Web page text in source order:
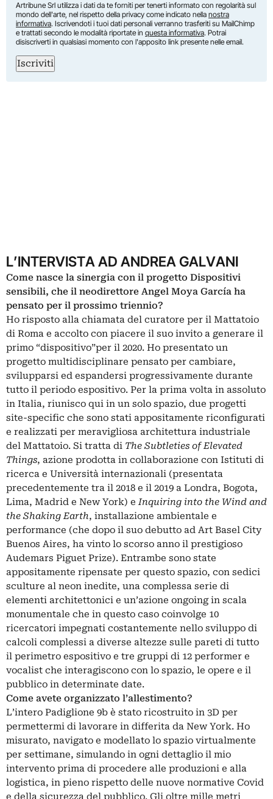
Artribune Srl utilizza i dati da te forniti per tenerti informato con regolarità sul
mondo dell'arte, nel rispetto della privacy come indicato nella nostra
informativa. Iscrivendoti i tuoi dati personali verranno trasferiti su MailChimp
e trattati secondo le modalità riportate in questa informativa. Potrai
disiscriverti in qualsiasi momento con l'apposito link presente nelle email.
Iscriviti
L’INTERVISTA AD ANDREA GALVANI
Come nasce la sinergia con il progetto Dispositivi
sensibili, che il neodirettore Angel Moya García ha
pensato per il prossimo triennio?
Ho risposto alla chiamata del curatore per il Mattatoio
di Roma e accolto con piacere il suo invito a generare il
primo “dispositivo”per il 2020. Ho presentato un
progetto multidisciplinare pensato per cambiare,
svilupparsi ed espandersi progressivamente durante
tutto il periodo espositivo. Per la prima volta in assoluto
in Italia, riunisco qui in un solo spazio, due progetti
site-specific che sono stati appositamente riconfigurati
e realizzati per meravigliosa architettura industriale
del Mattatoio. Si tratta di The Subtleties of Elevated
Things, azione prodotta in collaborazione con Istituti di
ricerca e Università internazionali (presentata
precedentemente tra il 2018 e il 2019 a Londra, Bogota,
Lima, Madrid e New York) eInquiring into the Wind and
the Shaking Earth, installazione ambientale e
performance (che dopo il suo debutto ad Art Basel City
Buenos Aires, ha vinto lo scorso anno il prestigioso
Audemars Piguet Prize). Entrambe sono state
appositamente ripensate per questo spazio, con sedici
sculture al neon inedite, una complessa serie di
elementi architettonici e un’azione ongoing in scala
monumentale che in questo caso coinvolge 10
ricercatori impegnati costantemente nello sviluppo di
calcoli complessi a diverse altezze sulle pareti di tutto
il perimetro espositivo e tre gruppi di 12 performer e
vocalist che interagiscono con lo spazio, le opere e il
pubblico in determinate date.
Come avete organizzato l’allestimento?
L’intero Padiglione 9b è stato ricostruito in 3D per
permettermi di lavorare in differita da New York. Ho
misurato, navigato e modellato lo spazio virtualmente
per settimane, simulando in ogni dettaglio il mio
intervento prima di procedere alle produzioni e alla
logistica, in pieno rispetto delle nuove normative Covid